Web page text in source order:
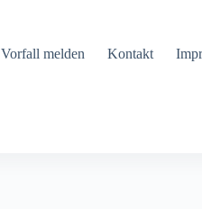
Vorfall melden Kontakt